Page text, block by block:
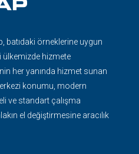
batıdaki örneklerine uygun
ülkemizde hizmete
her yanında hizmet sunan
konumu, modern
ve standart çalışma
el değiştirmesine aracılık